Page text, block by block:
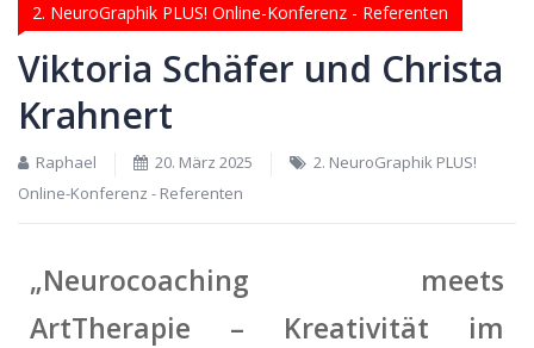
2. NeuroGraphik PLUS! Online-Konferenz - Referenten
Viktoria Schäfer und Christa
Krahnert
Raphael 20. März 2025
2. NeuroGraphik PLUS!
Online-Konferenz - Referenten
„Neurocoaching meets
ArtTherapie – Kreativität im